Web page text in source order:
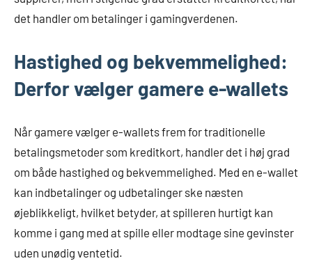
det handler om betalinger i gamingverdenen.
Hastighed og bekvemmelighed:
Derfor vælger gamere e-wallets
Når gamere vælger e-wallets frem for traditionelle
betalingsmetoder som kreditkort, handler det i høj grad
om både hastighed og bekvemmelighed. Med en e-wallet
kan indbetalinger og udbetalinger ske næsten
øjeblikkeligt, hvilket betyder, at spilleren hurtigt kan
komme i gang med at spille eller modtage sine gevinster
uden unødig ventetid.